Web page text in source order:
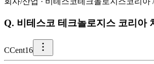
Q. 비테스코 테크놀로지스 코리아
CCent16